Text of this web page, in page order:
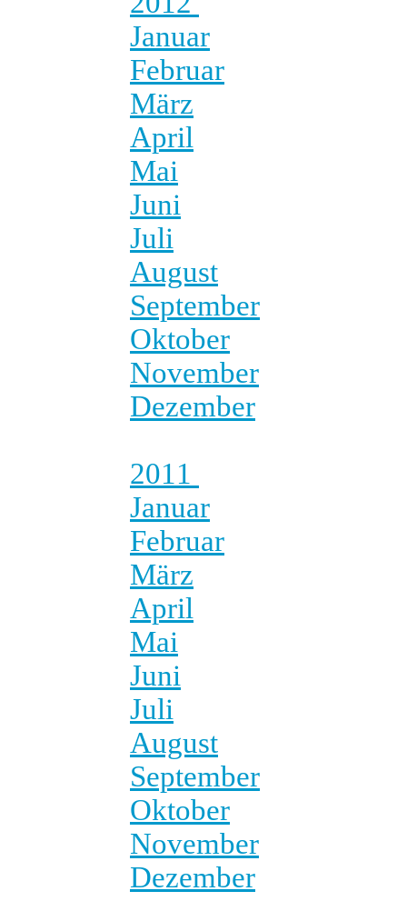
Januar
Februar
März
April
Mai
Juni
Juli
August
September
Oktober
November
Dezember
2011
Januar
Februar
März
April
Mai
Juni
Juli
August
September
Oktober
November
Dezember